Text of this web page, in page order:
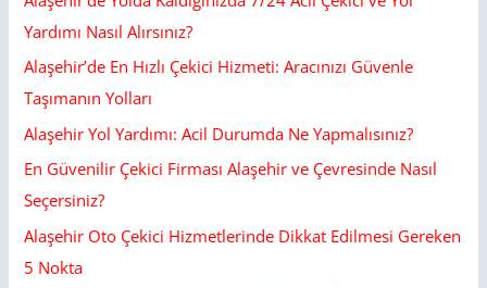
Yardımı Nasıl Alırsınız?
Alaşehir’de En Hızlı Çekici Hizmeti: Aracınızı Güvenle
Taşımanın Yolları
Alaşehir Yol Yardımı: Acil Durumda Ne Yapmalısınız?
En Güvenilir Çekici Firması Alaşehir ve Çevresinde Nasıl
Seçersiniz?
Alaşehir Oto Çekici Hizmetlerinde Dikkat Edilmesi Gereken
5 Nokta